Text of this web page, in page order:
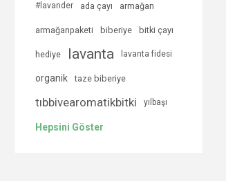
#lavander ada çayı armağan
armağanpaketi biberiye bitki çayı
hediye lavanta lavanta fidesi
organik taze biberiye
tıbbivearomatikbitki yılbaşı
Hepsini Göster